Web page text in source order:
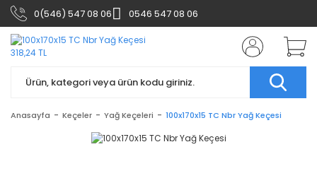
0(546) 547 08 06 0546 547 08 06
Anasayfa Keçeler Yağ Keçeleri 100x170x15 TC Nbr Yağ Keçesi